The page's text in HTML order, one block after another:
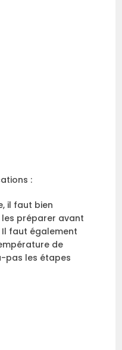
:
il faut bien
préparer avant
faut également
de
pas les étapes